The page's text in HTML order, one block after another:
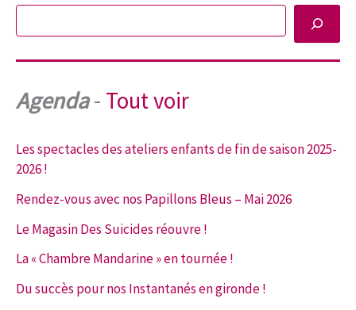
Rechercher
Agenda- Tout voir
Les spectacles des ateliers enfants de fin de saison 2025-
2026 !
Rendez-vous avec nos Papillons Bleus – Mai 2026
Le Magasin Des Suicides réouvre !
La « Chambre Mandarine » en tournée !
Du succès pour nos Instantanés en gironde !